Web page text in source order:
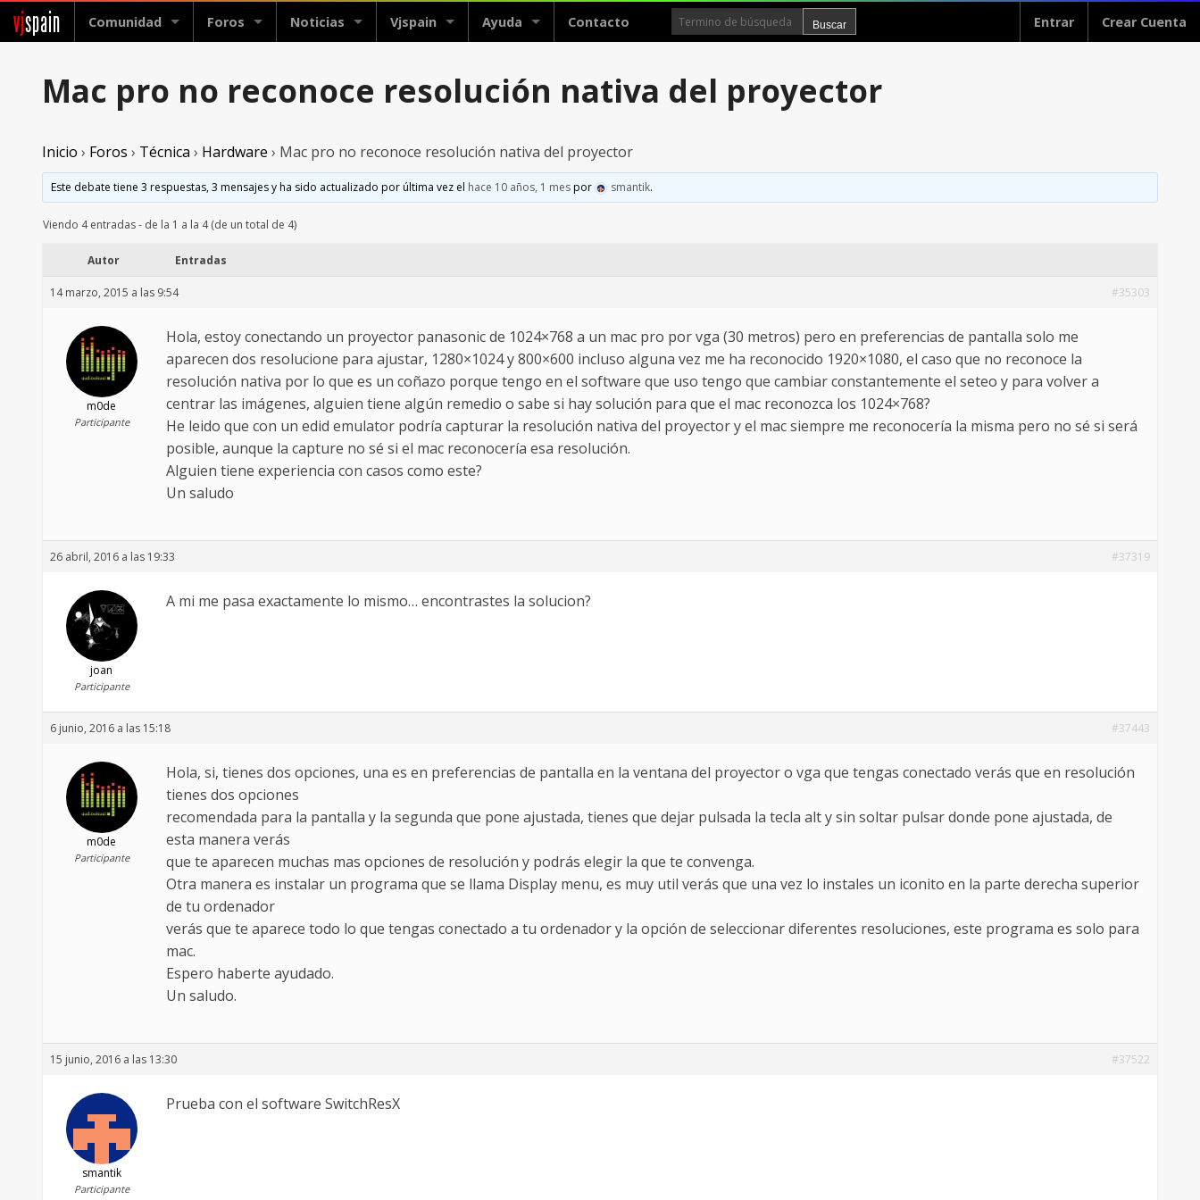
vjspain Comunidad Foros Noticias Vjspain Ayuda Contacto Entrar Crear Cuenta
Mac pro no reconoce resolución nativa del proyector
Inicio › Foros › Técnica › Hardware › Mac pro no reconoce resolución nativa del proyector
Este debate tiene 3 respuestas, 3 mensajes y ha sido actualizado por última vez el hace 10 años, 1 mespor smantik.
Viendo 4 entradas - de la 1 a la 4 (de un total de 4)
Autor Entradas
14 marzo, 2015 a las 9:54 #35303
m0de
Participante
Hola, estoy conectando un proyector panasonic de 1024×768 a un mac pro por vga (30 metros) pero en preferencias de pantalla solo me
aparecen dos resolucione para ajustar, 1280×1024 y 800×600 incluso alguna vez me ha reconocido 1920×1080, el caso que no reconoce la
resolución nativa por lo que es un coñazo porque tengo en el software que uso tengo que cambiar constantemente el seteo y para volver a
centrar las imágenes, alguien tiene algún remedio o sabe si hay solución para que el mac reconozca los 1024×768?
He leido que con un edid emulator podría capturar la resolución nativa del proyector y el mac siempre me reconocería la misma pero no sé si será
posible, aunque la capture no sé si el mac reconocería esa resolución.
Alguien tiene experiencia con casos como este?
Un saludo
26 abril, 2016 a las 19:33 #37319
joan
Participante
A mi me pasa exactamente lo mismo… encontrastes la solucion?
6 junio, 2016 a las 15:18 #37443
m0de
Participante
Hola, si, tienes dos opciones, una es en preferencias de pantalla en la ventana del proyector o vga que tengas conectado verás que en resolución
tienes dos opciones
recomendada para la pantalla y la segunda que pone ajustada, tienes que dejar pulsada la tecla alt y sin soltar pulsar donde pone ajustada, de
esta manera verás
que te aparecen muchas mas opciones de resolución y podrás elegir la que te convenga.
Otra manera es instalar un programa que se llama Display menu, es muy util verás que una vez lo instales un iconito en la parte derecha superior
de tu ordenador
verás que te aparece todo lo que tengas conectado a tu ordenador y la opción de seleccionar diferentes resoluciones, este programa es solo para
mac.
Espero haberte ayudado.
Un saludo.
15 junio, 2016 a las 13:30 #37522
smantik
Participante
Prueba con el software SwitchResX